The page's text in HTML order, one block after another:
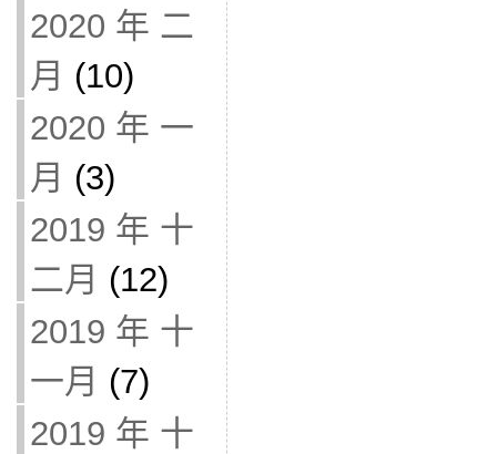
2020 年 二
月 (10)
2020 年 一
月 (3)
2019 年 十
二月 (12)
2019 年 十
一月 (7)
2019 年 十